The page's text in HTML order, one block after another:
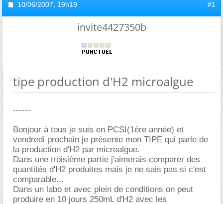
10/06/2007, 19h19 #1
invite4427350b
tipe production d'H2 microalgue
------
Bonjour à tous je suis en PCSI(1ère année) et
vendredi prochain je présente mon TIPE qui parle de
la production d'H2 par microalgue.
Dans une troisième partie j'aimerais comparer des
quantités d'H2 produites mais je ne sais pas si c'est
comparable...
Dans un labo et avec plein de conditions on peut
produire en 10 jours 250mL d'H2 avec les